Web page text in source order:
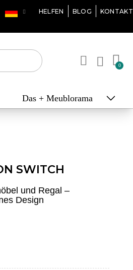
HELFEN BLOG KONTAKT
Das + Meublorama
SWITCH
und Regal –
Design